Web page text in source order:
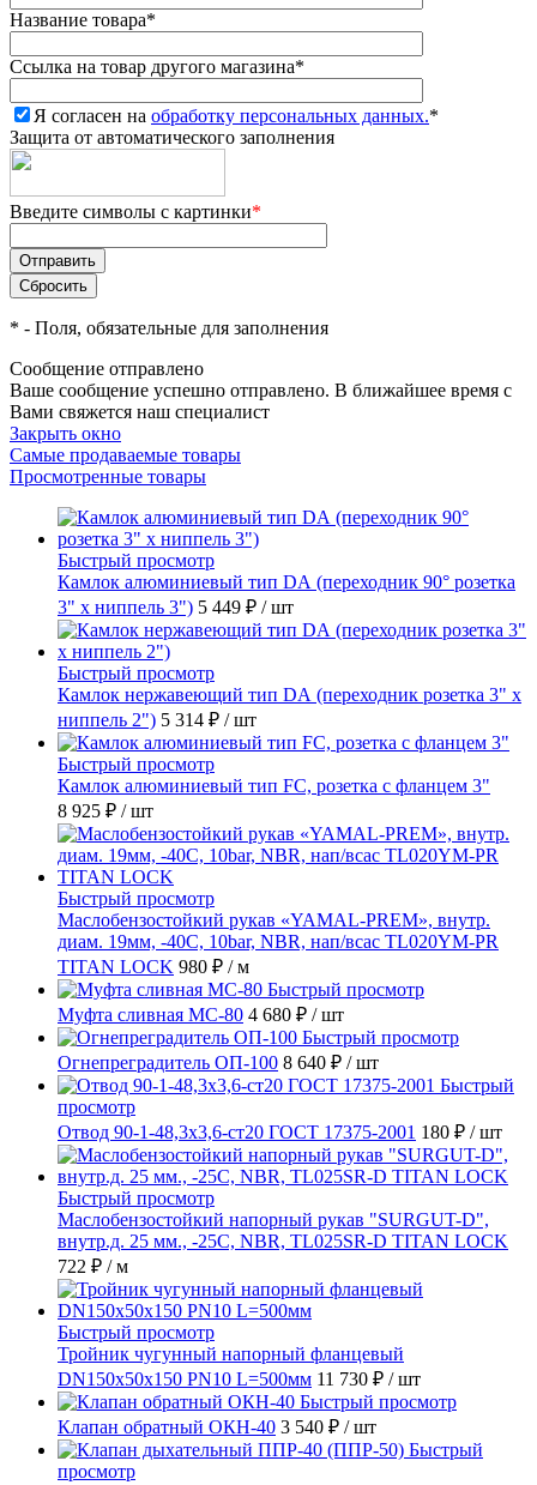
Название товара*
Ссылка на товар другого магазина*
Я согласен на обработку персональных данных.*
Защита от автоматического заполнения
Введите символы с картинки*
* - Поля, обязательные для заполнения
Сообщение отправлено
Ваше сообщение успешно отправлено. В ближайшее время с
Вами свяжется наш специалист
Закрыть окно
Самые продаваемые товары
Просмотренные товары
Быстрый просмотр
Камлок алюминиевый тип DА (переходник 90° розетка
3" х ниппель 3") 5 449 ₽ / шт
Быстрый просмотр
Камлок нержавеющий тип DА (переходник розетка 3" х
ниппель 2") 5 314 ₽ / шт
Быстрый просмотр
Камлок алюминиевый тип FC, розетка с фланцем 3"
8 925 ₽ / шт
Быстрый просмотр
Маслобензостойкий рукав «YAMAL-PREM», внутр.
диам. 19мм, -40C, 10bar, NBR, нап/всас TL020YM-PR
TITAN LOCK 980 ₽ / м
Быстрый просмотр
Муфта сливная МС-80 4 680 ₽ / шт
Быстрый просмотр
Огнепреградитель ОП-100 8 640 ₽ / шт
Быстрый
просмотр
Отвод 90-1-48,3х3,6-ст20 ГОСТ 17375-2001 180 ₽ / шт
Быстрый просмотр
Маслобензостойкий напорный рукав "SURGUT-D",
внутр.д. 25 мм., -25C, NBR, TL025SR-D TITAN LOCK
722 ₽ / м
Быстрый просмотр
Тройник чугунный напорный фланцевый
DN150х50х150 PN10 L=500мм 11 730 ₽ / шт
Быстрый просмотр
Клапан обратный ОКН-40 3 540 ₽ / шт
Быстрый
просмотр